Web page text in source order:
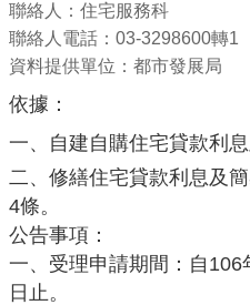
認
識
們
機
關
通
訊
錄
聯絡人：住宅服務科
聯絡人電話：03-3298600轉1
資料提供單位：都市發展局
依據：
一、自建自購住宅貸款利
二、修繕住宅貸款利息及
4條。
公告事項：
一、受理申請期間：自 106
日止。